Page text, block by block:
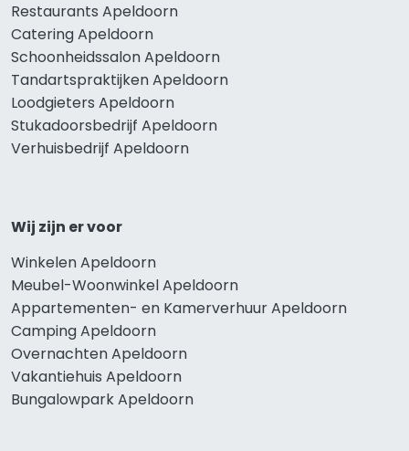
Restaurants Apeldoorn
Catering Apeldoorn
Schoonheidssalon Apeldoorn
Tandartspraktijken Apeldoorn
Loodgieters Apeldoorn
Stukadoorsbedrijf Apeldoorn
Verhuisbedrijf Apeldoorn
Wij zijn er voor
Winkelen Apeldoorn
Meubel-Woonwinkel Apeldoorn
Appartementen- en Kamerverhuur Apeldoorn
Camping Apeldoorn
Overnachten Apeldoorn
Vakantiehuis Apeldoorn
Bungalowpark Apeldoorn